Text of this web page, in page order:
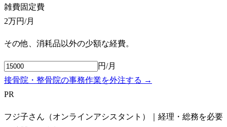
雑費固定費
2万円/月
その他、消耗品以外の少額な経費。
円/月
接骨院・整骨院の事務作業を外注する →
PR
フジ子さん（オンラインアシスタント）｜経理・総務を必要